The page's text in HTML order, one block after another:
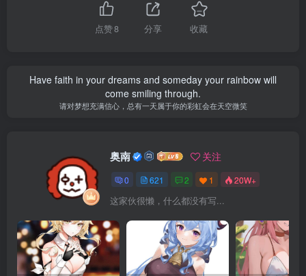
点赞8 分享 收藏
Have faith in your dreams and someday your rainbow will
come smiling through.
请对梦想充满信心，总有一天属于你的彩虹会在天空微笑
奥南 关注
0 621 2 1 20W+
这家伙很懒，什么都没有写...